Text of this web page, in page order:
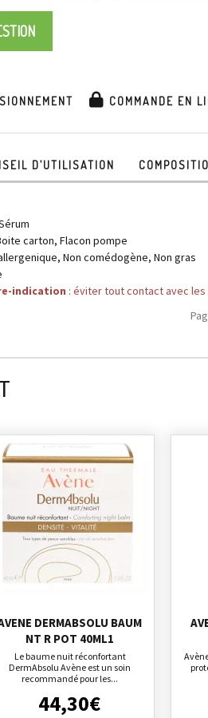
COMMANDE EN
D’UTILISATION
carton, Flacon pompe
Non comédogène, Non gras
indication : éviter tout contact avec les
DERMABSOLU BAUM
NT R POT 40ML1
Le baume nuit réconfortant
DermAbsolu Avène est un soin
recommandé pour les...
44,30€